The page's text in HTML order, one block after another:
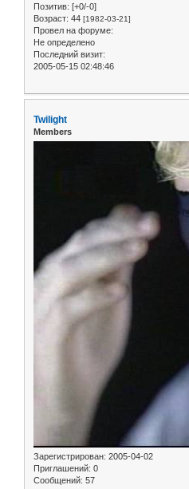
Позитив: [+0/-0]
Возраст: 44 [1982-03-21]
Провел на форуме:
Не определено
Последний визит:
2005-05-15 02:48:46
Twilight
Members
Зарегистрирован: 2005-04-02
Приглашений: 0
Сообщений: 57